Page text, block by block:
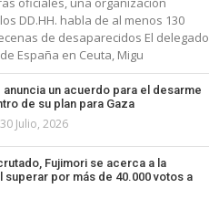
DD.HH. habla de al menos 130
de desaparecidos El delegado
España en Ceuta, Migu
anuncia un acuerdo para el desarme
de su plan para Gaza
30 Julio, 2026
Fujimori se acerca a la
superar por más de 40.000 votos a